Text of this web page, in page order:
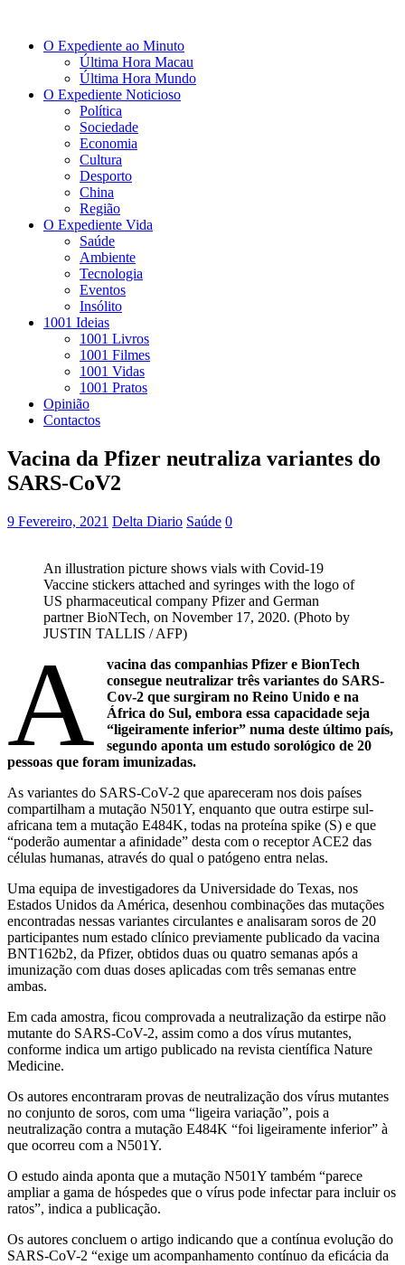
O Expediente ao Minuto
Última Hora Macau
Última Hora Mundo
O Expediente Noticioso
Política
Sociedade
Economia
Cultura
Desporto
China
Região
O Expediente Vida
Saúde
Ambiente
Tecnologia
Eventos
Insólito
1001 Ideias
1001 Livros
1001 Filmes
1001 Vidas
1001 Pratos
Opinião
Contactos
Vacina da Pfizer neutraliza variantes do
SARS-CoV2
9 Fevereiro, 2021 Delta Diario Saúde 0
An illustration picture shows vials with Covid-19
Vaccine stickers attached and syringes with the logo of
US pharmaceutical company Pfizer and German
partner BioNTech, on November 17, 2020. (Photo by
JUSTIN TALLIS / AFP)
A
vacina das companhias Pfizer e BionTech
consegue neutralizar três variantes do SARS-
Cov-2 que surgiram no Reino Unido e na
África do Sul, embora essa capacidade seja
“ligeiramente inferior” numa deste último país,
segundo aponta um estudo sorológico de 20
pessoas que foram imunizadas.
As variantes do SARS-CoV-2 que apareceram nos dois países
compartilham a mutação N501Y, enquanto que outra estirpe sul-
africana tem a mutação E484K, todas na proteína spike (S) e que
“poderão aumentar a afinidade” desta com o receptor ACE2 das
células humanas, através do qual o patógeno entra nelas.
Uma equipa de investigadores da Universidade do Texas, nos
Estados Unidos da América, desenhou combinações das mutações
encontradas nessas variantes circulantes e analisaram soros de 20
participantes num estado clínico previamente publicado da vacina
BNT162b2, da Pfizer, obtidos duas ou quatro semanas após a
imunização com duas doses aplicadas com três semanas entre
ambas.
Em cada amostra, ficou comprovada a neutralização da estirpe não
mutante do SARS-CoV-2, assim como a dos vírus mutantes,
conforme indica um artigo publicado na revista científica Nature
Medicine.
Os autores encontraram provas de neutralização dos vírus mutantes
no conjunto de soros, com uma “ligeira variação”, pois a
neutralização contra a mutação E484K “foi ligeiramente inferior” à
que ocorreu com a N501Y.
O estudo ainda aponta que a mutação N501Y também “parece
ampliar a gama de hóspedes que o vírus pode infectar para incluir os
ratos”, indica a publicação.
Os autores concluem o artigo indicando que a contínua evolução do
SARS-CoV-2 “exige um acompanhamento contínuo da eficácia da